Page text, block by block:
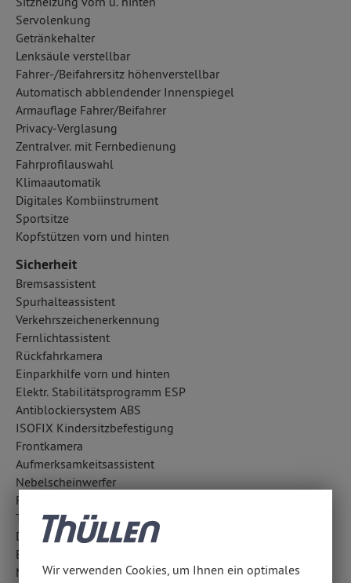
Servolenkung
Getränkehalter
Lenksäule verstellbar
Fahrer-/Beifahrersitz höhenverstellbar
Automatisch abblendender Innenspiegel
Armauflage Fahrer/Beifahrer
Privacy-Verglasung
Zentralver. mit Fernbedienung
Fahrprofilauswahl
Klimaautomatik
Digitales Kombiinstrument
Sportsitze
Kopfstützen vorn und hinten
Sicherheit
Bremsassistent
Spurhalteassistent
Verkehrszeichenerkennung
Fernlichtassistent
Rückfahrkamera
Einparkhilfe vorn und hinten
Elektr. Stabilitätsprogramm ESP
Antiblockiersystem ABS
ISOFIX Kindersitzbefestigung
Frontkamera
Aufmerksamkeitsassistent
Nebelscheinwerfer
Reifendruckkontrolle
Totwinkel-Assistent
Diebstahlwarnanlage
Berganfahrhilfe
Notbremsassistent
Wir verwenden Cookies, um Ihnen ein optimales